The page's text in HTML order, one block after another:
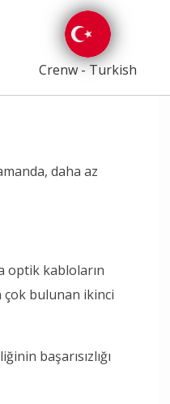
sıra, bir sürü E-
daha az
optik kabloların
çok bulunan ikinci
başarısızlığı
Crenw - Turkish